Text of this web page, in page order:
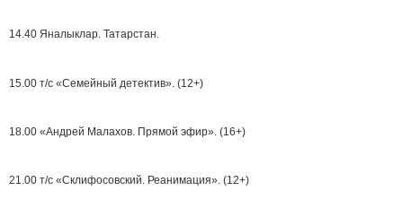
14.40 Яналыклар. Татарстан.
15.00 т/с «Семейный детектив». (12+)
18.00 «Андрей Малахов. Прямой эфир». (16+)
21.00 т/с «Склифосовский. Реанимация». (12+)